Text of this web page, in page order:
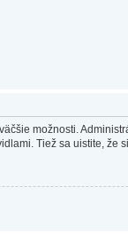
možnosti.
Tiež sa uistite,